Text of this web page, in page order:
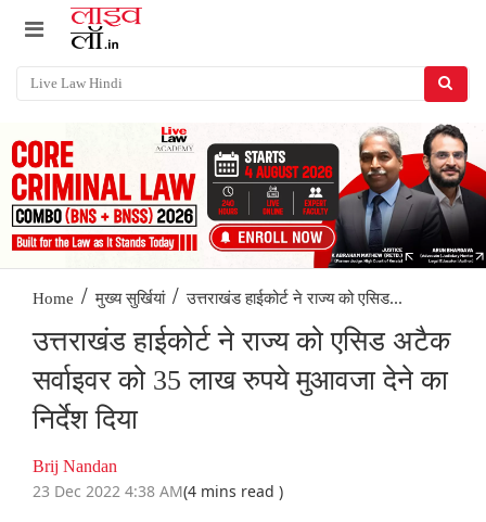
Home / मुख्य सुर्खियां / उत्तराखंड हाईकोर्ट ने राज्य को एसिड...
उत्तराखंड हाईकोर्ट ने राज्य को एसिड अटैक
सर्वाइवर को 35 लाख रुपये मुआवजा देने का
निर्देश दिया
Brij Nandan
23 Dec 2022 4:38 AM(4 mins read )